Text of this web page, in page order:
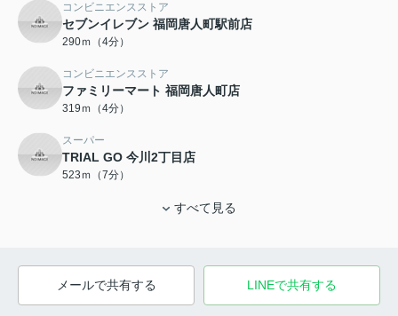
コンビニエンスストア
セブンイレブン 福岡唐人町駅前店
290ｍ（4分）
コンビニエンスストア
ファミリーマート 福岡唐人町店
319ｍ（4分）
スーパー
TRIAL GO 今川2丁目店
523ｍ（7分）
すべて見る
メールで共有する LINEで共有する